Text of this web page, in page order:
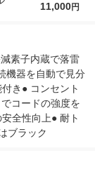
ータ
5ｇ 資生堂
11,000円
素子内蔵で落雷
機器を自動で見分
き● コンセント
コードの強度を
全性向上● 耐ト
ブラック